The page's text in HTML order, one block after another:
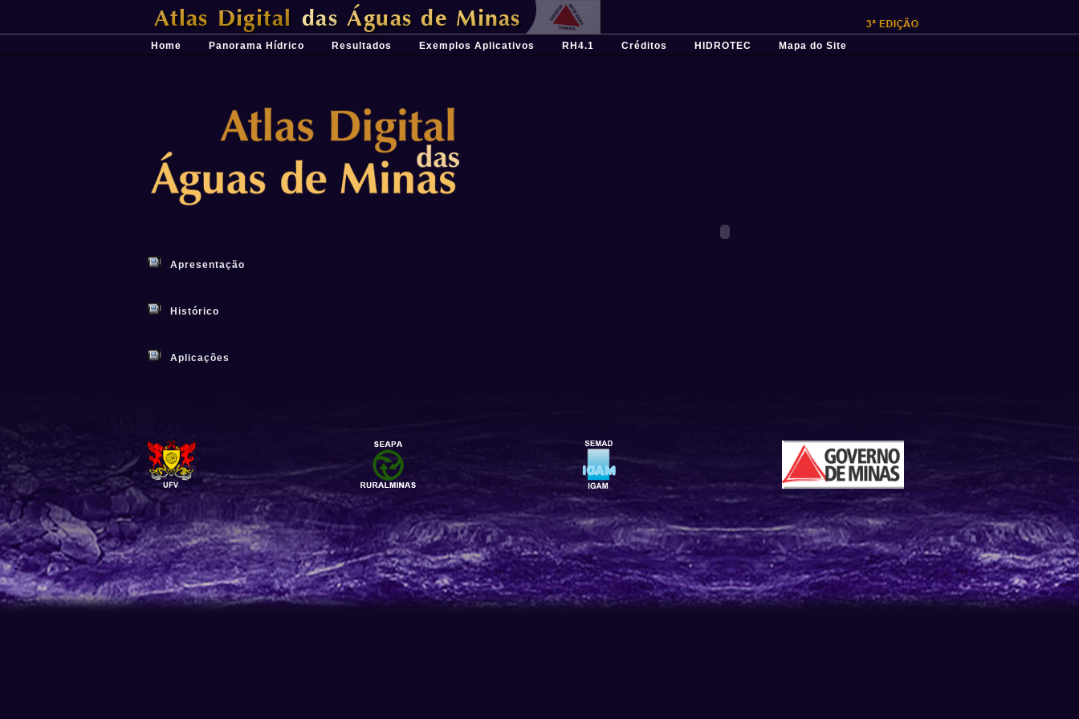
Átlas Digital das Águas de Minas - Uma ferramenta para o planejamento e gestão dos recursos hídricos
Home Panorama Hídrico Resultados Exemplos Aplicativos RH4.1 Créditos HIDROTEC Mapa do Site
Apresentação
Histórico
Aplicações